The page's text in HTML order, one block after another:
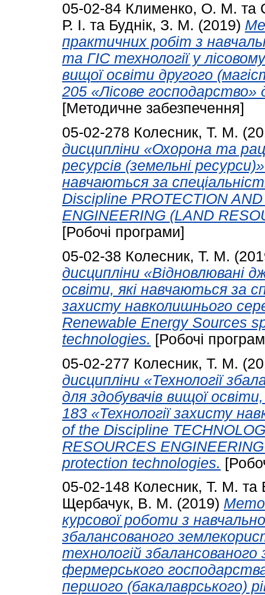
05-02-84 Клименко, О. М. та
Р. І. та Буднік, З. М. (2019)
практичних робіт з
та ГІС технології у
вищої освіти другого
205 «Лісове господарство»
[Методичне забезпечення]
05-02-278 Колесник, Т. М.
дисципліни «Охорона та
ресурсів (земельні
навчаються за
Discipline PROTECTION
ENGINEERING (LAND
[Робочі програми]
05-02-38 Колесник, Т. М.
дисципліни «Відновлювані
освіти, які навчаються за
захисту навколишнього
Renewable Energy Sources
technologies. [Робочі
05-02-277 Колесник, Т. М.
дисципліни «Технології
для здобувачів вищої
183 «Технології захисту
of the Discipline
RESOURCES
protection technologies.
05-02-148 Колесник, Т. М. та
Щербачук, В. М. (2019)
курсової роботи з
збалансованого
технологій
фермерського
першого (бакалаврського)